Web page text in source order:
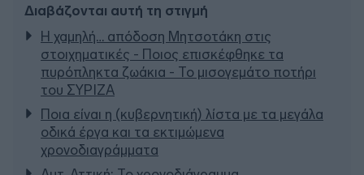
Διαβάζονται αυτή τη στιγμή
Η χαμηλή… απόδοση Μητσοτάκη στις
στοιχηματικές - Ποιος επισκέφθηκε τα
πυρόπληκτα ζωάκια - Το μισογεμάτο ποτήρι
του ΣΥΡΙΖΑ
Ποια είναι η (κυβερνητική) λίστα με τα μεγάλα
οδικά έργα και τα εκτιμώμενα
χρονοδιαγράμματα